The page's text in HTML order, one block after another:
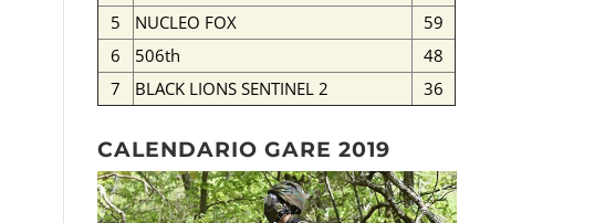
5
NUCLEO FOX
59
6
506th
48
7
BLACK LIONS SENTINEL 2 36
CALENDARIO GARE 2019